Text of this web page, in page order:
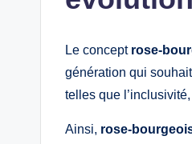
Le concept rose-
génération qui
telles que
Ainsi, rose-